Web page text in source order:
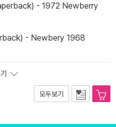
- 1972 Newberry
- Newbery 1968
모두보기